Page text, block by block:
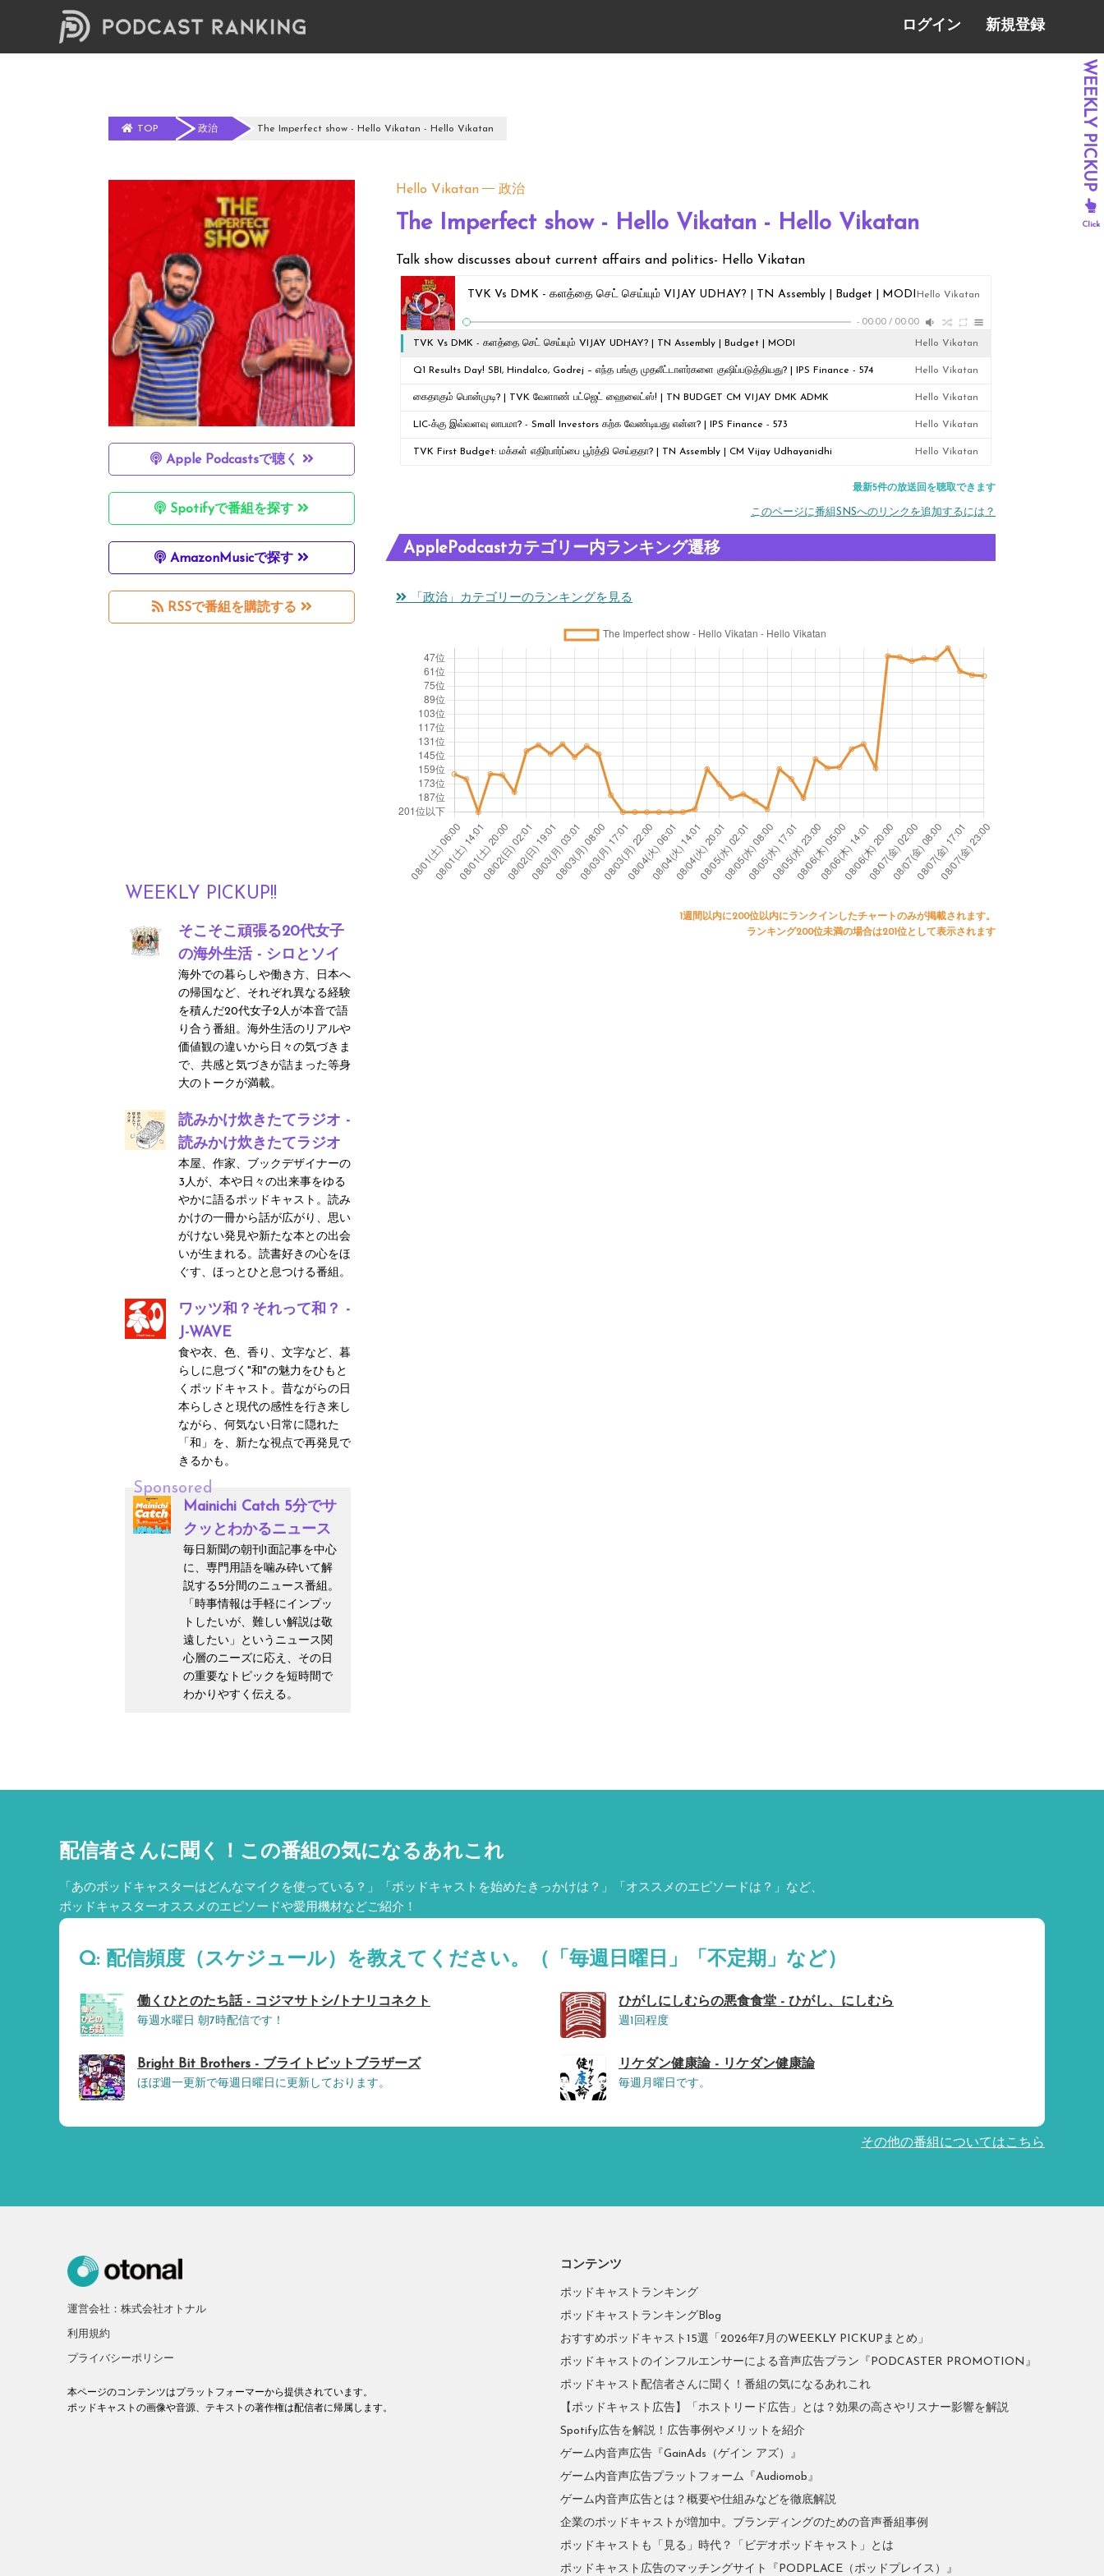
ログイン 新規登録
TOP 政治 The Imperfect show - Hello Vikatan - Hello Vikatan
Apple Podcastsで聴く
Spotifyで番組を探す
AmazonMusicで探す
RSSで番組を購読する
WEEKLY PICKUP!!
そこそこ頑張る20代女子
の海外生活 - シロとソイ
海外での暮らしや働き方、日本へ
の帰国など、それぞれ異なる経験
を積んだ20代女子2人が本音で語
り合う番組。海外生活のリアルや
価値観の違いから日々の気づきま
で、共感と気づきが詰まった等身
大のトークが満載。
読みかけ炊きたてラジオ -
読みかけ炊きたてラジオ
本屋、作家、ブックデザイナーの
3人が、本や日々の出来事をゆる
やかに語るポッドキャスト。読み
かけの一冊から話が広がり、思い
がけない発見や新たな本との出会
いが生まれる。読書好きの心をほ
ぐす、ほっとひと息つける番組。
ワッツ和？それって和？ -
J-WAVE
食や衣、色、香り、文字など、暮
らしに息づく"和"の魅力をひもと
くポッドキャスト。昔ながらの日
本らしさと現代の感性を行き来し
ながら、何気ない日常に隠れた
「和」を、新たな視点で再発見で
きるかも。
Sponsored
Mainichi Catch 5分でサ
クッとわかるニュース
毎日新聞の朝刊1面記事を中心
に、専門用語を噛み砕いて解
説する5分間のニュース番組。
「時事情報は手軽にインプッ
トしたいが、難しい解説は敬
遠したい」というニュース関
心層のニーズに応え、その日
の重要なトピックを短時間で
わかりやすく伝える。
Hello Vikatan 政治
The Imperfect show - Hello Vikatan - Hello Vikatan
Talk show discusses about current affairs and politics- Hello Vikatan
TVK Vs DMK - களத்தை செட் செய்யும் VIJAY UDHAY? | TN Assembly | Budget | MODI Hello Vikatan
- 00:00 / 00:00
TVK Vs DMK - களத்தை செட் செய்யும் VIJAY UDHAY? | TN Assembly | Budget | MODI Hello Vikatan
Q1 Results Day! SBI, Hindalco, Godrej – எந்த பங்கு முதலீட்டாளர்களை குஷிப்படுத்தியது? | IPS Finance - 574 Hello Vikatan
கைதாகும் பொன்முடி? | TVK வேளாண் பட்ஜெட் ஹைலைட்ஸ்! | TN BUDGET CM VIJAY DMK ADMK Hello Vikatan
LIC-க்கு இவ்வளவு லாபமா? - Small Investors கற்க வேண்டியது என்ன? | IPS Finance - 573 Hello Vikatan
TVK First Budget: மக்கள் எதிர்பார்ப்பை பூர்த்தி செய்ததா? | TN Assembly | CM Vijay Udhayanidhi Hello Vikatan
最新5件の放送回を聴取できます
このページに番組SNSへのリンクを追加するには？
ApplePodcastカテゴリー内ランキング遷移
「政治」カテゴリーのランキングを見る
1週間以内に200位以内にランクインしたチャートのみが掲載されます。
ランキング200位未満の場合は201位として表示されます
配信者さんに聞く！ この番組の気になるあれこれ
「あのポッドキャスターはどんなマイクを使っている？」「ポッドキャストを始めたきっかけは？」「オススメのエピソードは？」など、
ポッドキャスターオススメのエピソードや愛用機材などご紹介！
Q: 配信頻度（スケジュール）を教えてください。（「毎週日曜日」「不定期」など）
働くひとのたち話 - コジマサトシ/トナリコネクト
毎週水曜日 朝7時配信です！
ひがしにしむらの悪食食堂 - ひがし、にしむら
週1回程度
Bright Bit Brothers - ブライトビットブラザーズ
ほぼ週一更新で毎週日曜日に更新しております。
リケダン健康論 - リケダン健康論
毎週月曜日です。
その他の番組についてはこちら
運営会社：株式会社オトナル
利用規約
プライバシーポリシー
本ページのコンテンツはプラットフォーマーから提供されています。
ポッドキャストの画像や音源、テキストの著作権は配信者に帰属します。
コンテンツ
ポッドキャストランキング
ポッドキャストランキングBlog
おすすめポッドキャスト15選「2026年7月のWEEKLY PICKUPまとめ」
ポッドキャストのインフルエンサーによる音声広告プラン『PODCASTER PROMOTION』
ポッドキャスト配信者さんに聞く！番組の気になるあれこれ
【ポッドキャスト広告】「ホストリード広告」とは？効果の高さやリスナー影響を解説
Spotify広告を解説！広告事例やメリットを紹介
ゲーム内音声広告『GainAds（ゲイン アズ）』
ゲーム内音声広告プラットフォーム『Audiomob』
ゲーム内音声広告とは？概要や仕組みなどを徹底解説
企業のポッドキャストが増加中。ブランディングのための音声番組事例
ポッドキャストも「見る」時代？「ビデオポッドキャスト」とは
ポッドキャスト広告のマッチングサイト『PODPLACE（ポッドプレイス）』